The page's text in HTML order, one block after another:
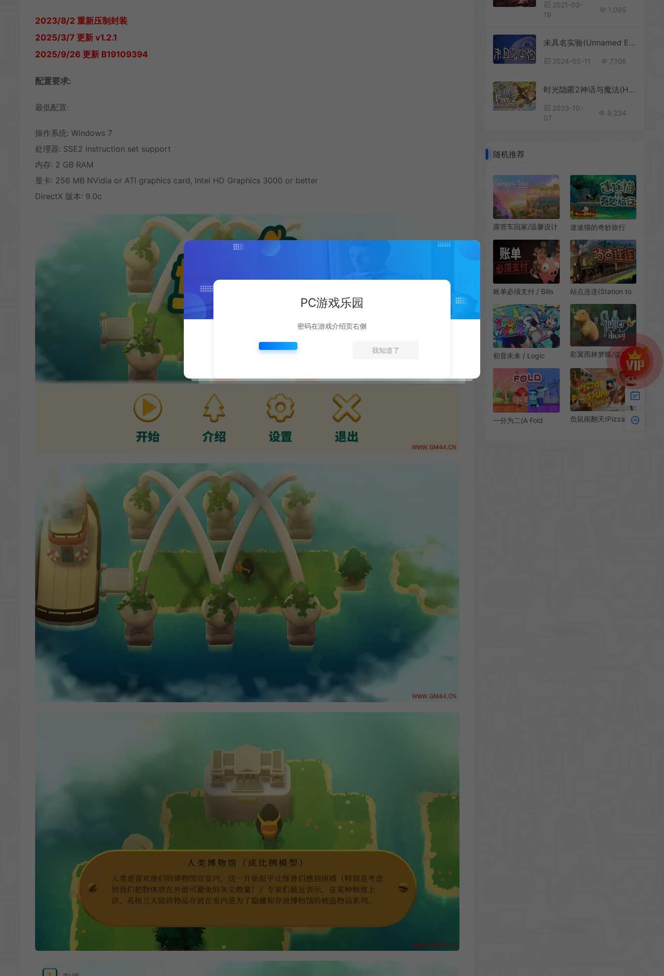
2023/8/2 重新压制封装
2025/3/7 更新 v1.2.1
2025/9/26 更新 B19109394
配置要求:
最低配置:
操作系统: Windows 7
处理器: SSE2 instruction set support
内存: 2 GB RAM
显卡: 256 MB NVidia or ATI graphics card, Intel HD Graphics 3000 or better
DirectX 版本: 9.0c
2021-02-
19
1,095
未具名实验(Unnamed Experiment)简中|PC|PUZ|超现实风格点击解谜游戏
2024-05-11 7,106
时光隐匿2神话与魔法(Hidden Through Time 2: Myths & Magic)简中|PC|寻找物品益智休闲游戏
2023-10-
07
9,234
随机推荐
露营车回家/温馨设计
Van Make it Home
下载
迷途猫的奇妙旅行
The Wondrous
Journey)寻物休闲游
戏|下载
账单必须支付 / Bills
量肉鸽休闲游戏
站点连连(Station to
中|PC|PUZ|极简主义
益智休闲游戏
初音未来 / Logic
游戏
彩翼雨林梦蝶/益智休
Flutter Away 下载
一分为二(A Fold
负鼠闹翻天(Pizza
PC游戏乐园
密码在游戏介绍页右侧
我知道了